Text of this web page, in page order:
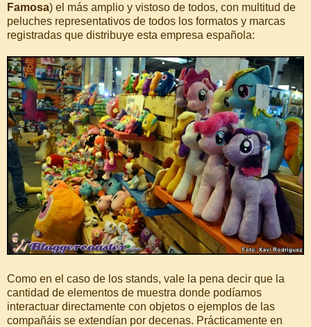
Famosa) el más amplio y vistoso de todos, con multitud de
peluches representativos de todos los formatos y marcas
registradas que distribuye esta empresa española:
Como en el caso de los stands, vale la pena decir que la
cantidad de elementos de muestra donde podíamos
interactuar directamente con objetos o ejemplos de las
compañáis se extendían por decenas. Prácticamente en